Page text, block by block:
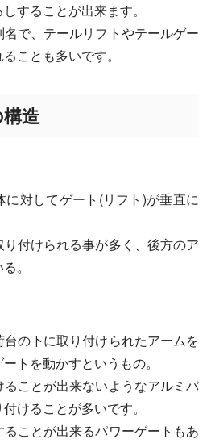
することが出来ます。
で、テールリフトやテールゲー
ことも多いです。
造
対してゲート(リフト)が垂直に
付けられる事が多く、後方のア
。
の下に取り付けられたアームを
トを動かすというもの。
ことが出来ないようなアルミバ
けることが多いです。
ことが出来るパワーゲートもあ